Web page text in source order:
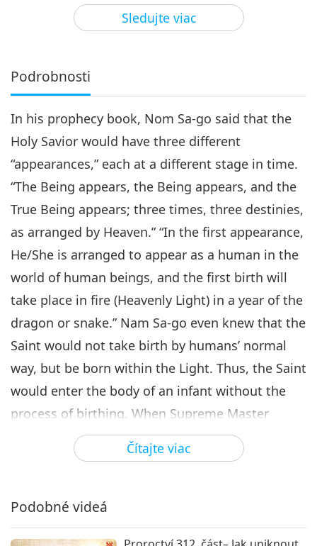
Sledujte viac
Viacdielny seriál o starodávnych
predpovediach o našej planéte
2019-08-25 9081
4
24:51
Viacdielny seriál o starodávnych
2019-09-01 7961 Zobrazenia
5
časť – Proroctvo Nam Sa-go o
Kráľovi Nebies
Viacdielny seriál o starodávnych
predpovediach o našej planéte
2019-09-08
6
24:56
Proroctvo Zlatého veku, 55.
časť – Proroctvo Nam Sa-go o
Kráľovi Nebies
Viacdielny seriál o starodávnych
predpovediach o našej planéte
Zobrazenia
7
28:01
Proroctvo Zlatého veku, 56.
časť – Proroctvo Nam Sa-go o
Viacdielny seriál o starodávnych
2019-09-22 7837Zobrazenia
Proroctvo Zlatého veku, 57.
časť – Proroctvo Nam Sa-go o
Viacdielny seriál o starodávnych
predpovediach o našej planéte
Podrobnosti
Čítajte viac
In his prophecy book, Nom Sa-go said that the
Holy Savior would have three different
“appearances,” each at a different stage in time.
“The Being appears, the Being appears, and the
True Being appears; three times, three destinies,
as arranged by Heaven.” “In the first appearance,
He/She is arranged to appear as a human in the
world of human beings, and the first birth will
take place in fire (Heavenly Light) in a year of the
dragon or snake.” Nam Sa-go even knew that the
Saint would not take birth by humans’ normal
way, but be born within the Light. Thus, the Saint
would enter the body of an infant without the
process of birthing. When Supreme Master
Ching Hai entered Her body to first manifest
Herself to the world, it was 1952, indeed a year
Podobné videá